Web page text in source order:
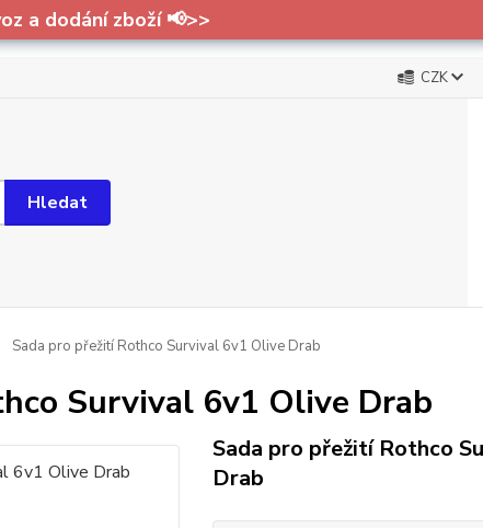
a dodání zboží 📢>>
CZK
Hledat
Sada pro přežití Rothco Survival 6v1 Olive Drab
Survival 6v1 Olive Drab
Sada pro přežití Rothco
Drab